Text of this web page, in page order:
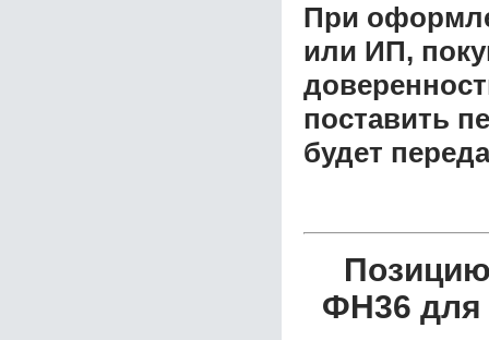
При
или ИП,
поставить
будет
ФН36 для